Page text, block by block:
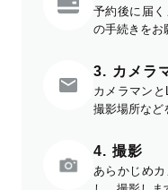
予約後に届
の手続きをお
3. カメラ
カメラマン
撮影場所など
4. 撮影
あらかじめ